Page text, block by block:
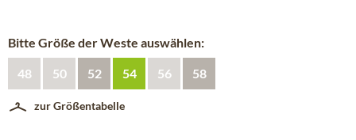
Bitte Größe der Weste auswählen:
48 50 52 54 56 58
zur Größentabelle